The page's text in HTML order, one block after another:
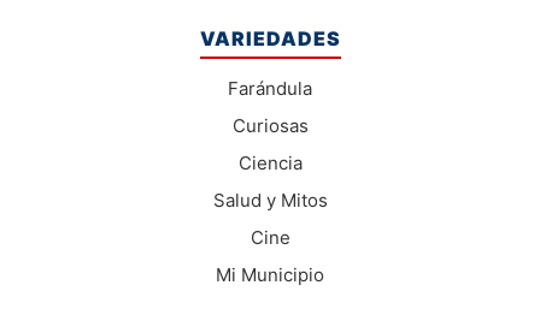
VARIEDADES
Farándula
Curiosas
Ciencia
Salud y Mitos
Cine
Mi Municipio